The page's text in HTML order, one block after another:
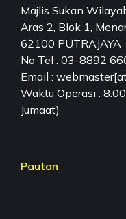
Majlis Sukan
Aras 2, Blok 1,
62100 PUTRAJAYA
No Tel : 03-8892
Email :
Waktu Operasi :
Jumaat)
Pautan